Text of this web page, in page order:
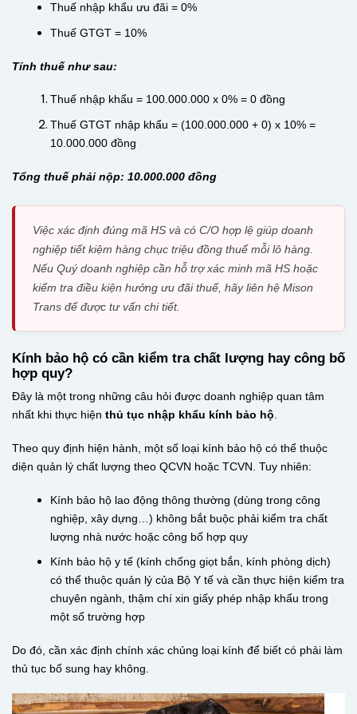
Thuế nhập khẩu ưu đãi = 0%
Thuế GTGT = 10%
Tính thuế như sau:
Thuế nhập khẩu = 100.000.000 x 0% = 0 đồng
Thuế GTGT nhập khẩu = (100.000.000 + 0) x 10% =
10.000.000 đồng
Tổng thuế phải nộp: 10.000.000 đồng
Việc xác định đúng mã HS và có C/O hợp lệ giúp doanh
nghiệp tiết kiệm hàng chục triệu đồng thuế mỗi lô hàng.
Nếu Quý doanh nghiệp cần hỗ trợ xác minh mã HS hoặc
kiểm tra điều kiện hưởng ưu đãi thuế, hãy liên hệ Mison
Trans để được tư vấn chi tiết.
Kính bảo hộ có cần kiểm tra chất lượng hay công bố
hợp quy?
Đây là một trong những câu hỏi được doanh nghiệp quan tâm
nhất khi thực hiện thủ tục nhập khẩu kính bảo hộ.
Theo quy định hiện hành, một số loại kính bảo hộ có thể thuộc
diện quản lý chất lượng theo QCVN hoặc TCVN. Tuy nhiên:
Kính bảo hộ lao động thông thường (dùng trong công
nghiệp, xây dựng…) không bắt buộc phải kiểm tra chất
lượng nhà nước hoặc công bố hợp quy
Kính bảo hộ y tế (kính chống giọt bắn, kính phòng dịch)
có thể thuộc quản lý của Bộ Y tế và cần thực hiện kiểm tra
chuyên ngành, thậm chí xin giấy phép nhập khẩu trong
một số trường hợp
Do đó, cần xác định chính xác chủng loại kính để biết có phải làm
thủ tục bổ sung hay không.